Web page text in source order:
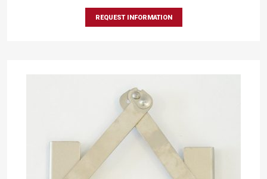
REQUEST INFORMATION